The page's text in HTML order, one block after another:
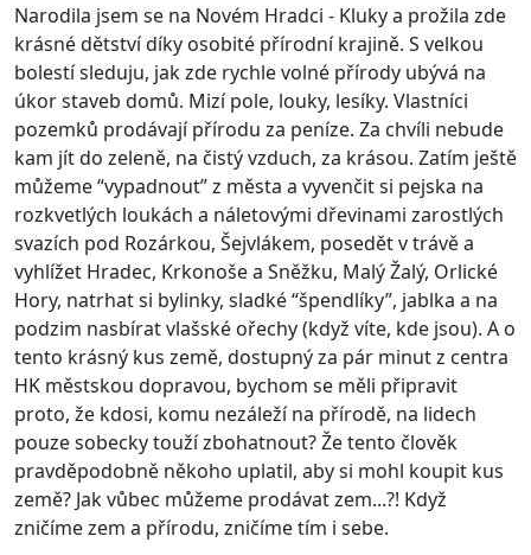
Narodila jsem se na Novém Hradci - Kluky a prožila zde
krásné dětství díky osobité přírodní krajině. S velkou
bolestí sleduju, jak zde rychle volné přírody ubývá na
úkor staveb domů. Mizí pole, louky, lesíky. Vlastníci
pozemků prodávají přírodu za peníze. Za chvíli nebude
kam jít do zeleně, na čistý vzduch, za krásou. Zatím ještě
můžeme “vypadnout” z města a vyvenčit si pejska na
rozkvetlých loukách a náletovými dřevinami zarostlých
svazích pod Rozárkou, Šejvlákem, posedět v trávě a
vyhlížet Hradec, Krkonoše a Sněžku, Malý Žalý, Orlické
Hory, natrhat si bylinky, sladké “špendlíky”, jablka a na
podzim nasbírat vlašské ořechy (když víte, kde jsou). A o
tento krásný kus země, dostupný za pár minut z centra
HK městskou dopravou, bychom se měli připravit
proto, že kdosi, komu nezáleží na přírodě, na lidech
pouze sobecky touží zbohatnout? Že tento člověk
pravděpodobně někoho uplatil, aby si mohl koupit kus
země? Jak vůbec můžeme prodávat zem...?! Když
zničíme zem a přírodu, zničíme tím i sebe.